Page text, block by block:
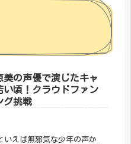
美の声優で演じたキャ
い頃！クラウドファン
グ挑戦
いえば無邪気な少年の声か